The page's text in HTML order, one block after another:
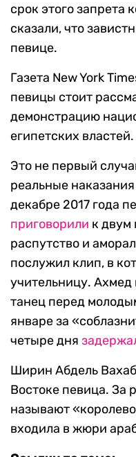
срок этого запрета
сказали, что
певице.
Газета New York
певицы стоит
демонстрацию
египетских властей.
Это не первый
реальные
декабре 2017 года
приговорили к двум
распутство и
послужил клип, в
учительницу.
танец перед
январе за
четыре дня
Ширин Абдель
Востоке певица. За
называют
входила в жюри